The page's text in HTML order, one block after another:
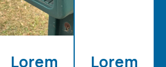
Lorem
Lorem